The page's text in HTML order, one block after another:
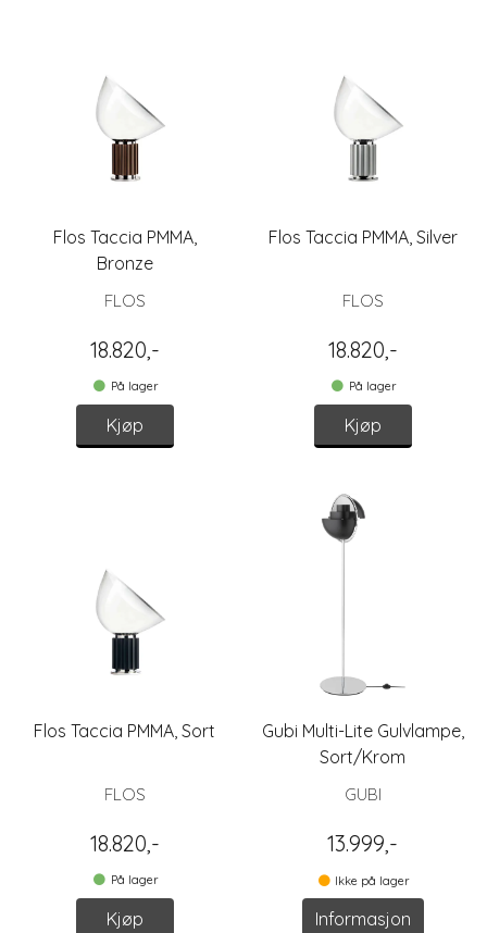
Flos Taccia PMMA,
Bronze
FLOS
18.820,-
På lager
Kjøp
Flos Taccia PMMA, Silver
FLOS
18.820,-
På lager
Kjøp
Flos Taccia PMMA, Sort
FLOS
18.820,-
På lager
Kjøp
Gubi Multi-Lite Gulvlampe,
Sort/Krom
GUBI
13.999,-
Ikke på lager
Informasjon